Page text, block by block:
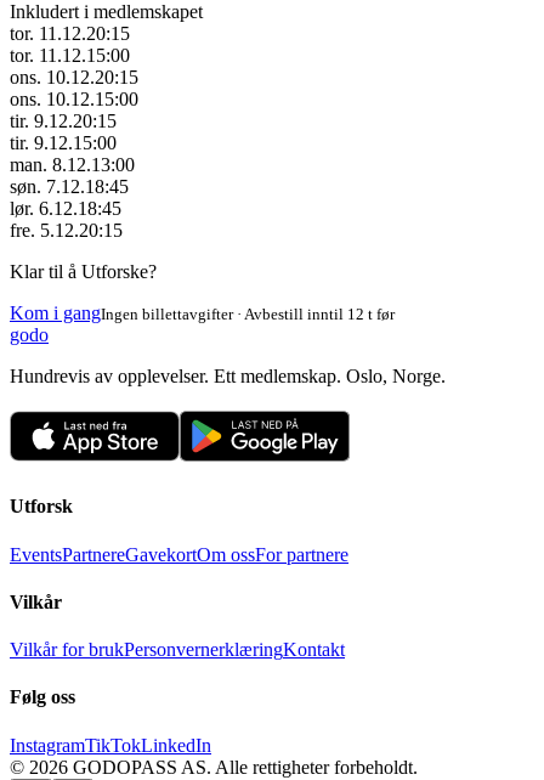
Inkludert i medlemskapet
tor. 11.12.20:15
tor. 11.12.15:00
ons. 10.12.20:15
ons. 10.12.15:00
tir. 9.12.20:15
tir. 9.12.15:00
man. 8.12.13:00
søn. 7.12.18:45
lør. 6.12.18:45
fre. 5.12.20:15
Klar til å Utforske?
Kom i gangIngen billettavgifter · Avbestill inntil 12 t før
godo
Hundrevis av opplevelser. Ett medlemskap. Oslo, Norge.
Utforsk
EventsPartnereGavekortOm ossFor partnere
Vilkår
Vilkår for brukPersonvernerklæringKontakt
Følg oss
InstagramTikTokLinkedIn
© 2026 GODOPASS AS. Alle rettigheter forbeholdt.